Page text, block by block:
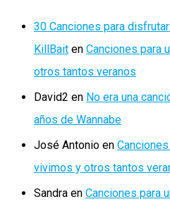
30 Canciones para
KillBait en Canciones para
otros tantos veranos
David2 en No era una
años de Wannabe
José Antonio en
vivimos y otros tantos
Sandra en Canciones para